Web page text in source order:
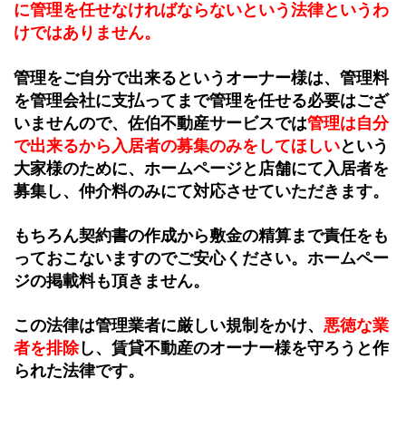
に管理を任せなければならないという法律というわ
けではありません。
管理をご自分で出来るというオーナー様は、管理料
を管理会社に支払ってまで管理を任せる必要はござ
いませんので、佐伯不動産サービスでは管理は自分
で出来るから入居者の募集のみをしてほしいという
大家様のために、ホームページと店舗にて入居者を
募集し、仲介料のみにて対応させていただきます。
もちろん契約書の作成から敷金の精算まで責任をも
っておこないますのでご安心ください。ホームペー
ジの掲載料も頂きません。
この法律は管理業者に厳しい規制をかけ、 悪徳な業
者を排除し、賃貸不動産のオーナー様を守ろうと作
られた法律です。